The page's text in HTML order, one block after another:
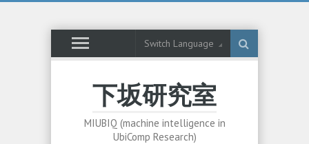
Switch Language
下坂研究室
MIUBIQ (machine intelligence in
UbiComp Research)